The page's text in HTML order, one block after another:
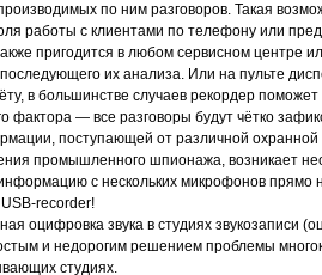
по ним разговоров. Такая
работы с клиентами по телефону или
пригодится в любом сервисном центре
их анализа. Или на пульте
в большинстве случаев рекордер
фактора — все разговоры будут чётко
поступающей от различной
промышленного шпионажа, возникает
с нескольких микрофонов
recorder!
оцифровка звука в студиях звукозаписи
и недорогим решением проблемы
студиях.